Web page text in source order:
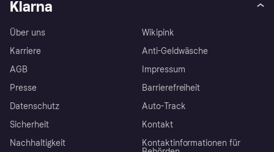
Klarna
Über uns
Karriere
AGB
Presse
Datenschutz
Sicherheit
Nachhaltigkeit
Wikipink
Anti-Geldwäsche
Impressum
Barrierefreiheit
Auto-Track
Kontakt
Kontaktinformationen für